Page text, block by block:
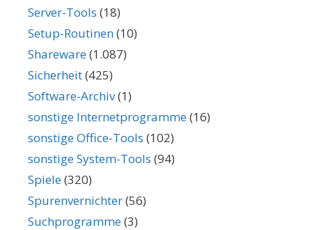
Server-Tools (18)
Setup-Routinen(10)
Shareware(1.087)
Sicherheit(425)
Software-Archiv(1)
sonstige Internetprogramme(16)
sonstige Office-Tools (102)
sonstige System-Tools (94)
Spiele(320)
Spurenvernichter(56)
Suchprogramme(3)